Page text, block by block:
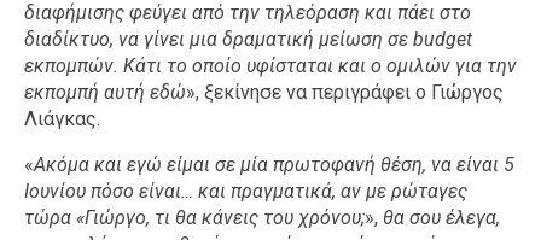
διαφήμισης φεύγει από την τηλεόραση και πάει στο
διαδίκτυο, να γίνει μια δραματική μείωση σε budget
εκπομπών. Κάτι το οποίο υφίσταται και ο ομιλών για την
εκπομπή αυτή εδώ», ξεκίνησε να περιγράφει ο Γιώργος
Λιάγκας.
«Ακόμα και εγώ είμαι σε μία πρωτοφανή θέση, να είναι 5
Ιουνίου πόσο είναι… και πραγματικά, αν με ρώταγες
τώρα «Γιώργο, τι θα κάνεις του χρόνου;», θα σου έλεγα,